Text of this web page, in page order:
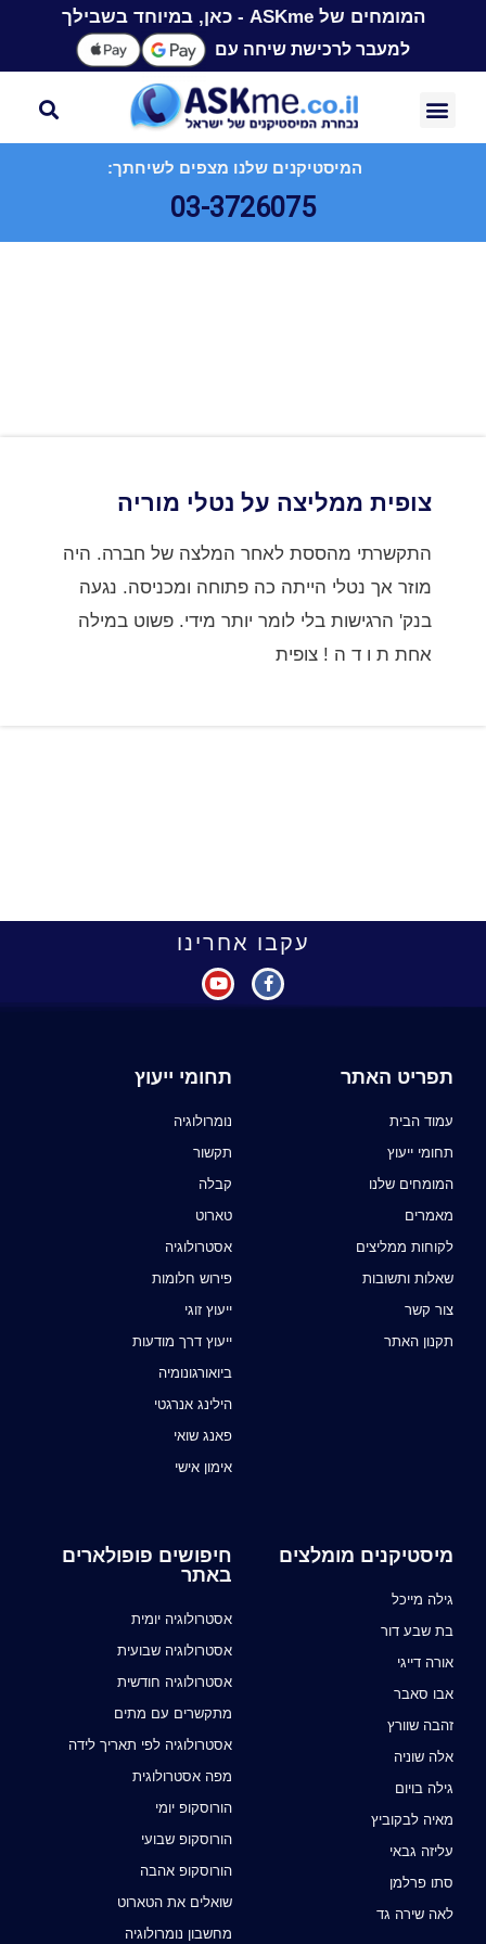
המומחים של ASKme - כאן, במיוחד בשבילך
למעבר לרכישת שיחה עם
המיסטיקנים שלנו מצפים לשיחתך:
03-3726075
צופית ממליצה על נטלי מוריה
התקשרתי מהססת לאחר המלצה של חברה. היה
מוזר אך נטלי הייתה כה פתוחה ומכניסה. נגעה
בנק' הרגישות בלי לומר יותר מידי. פשוט במילה
אחת ת ו ד ה ! צופית
עקבו אחרינו
תפריט האתר
עמוד הבית
תחומי ייעוץ
המומחים שלנו
מאמרים
לקוחות ממליצים
שאלות ותשובות
צור קשר
תקנון האתר
תחומי ייעוץ
נומרולוגיה
תקשור
קבלה
טארוט
אסטרולוגיה
פירוש חלומות
ייעוץ זוגי
ייעוץ דרך מודעות
ביואורגונומיה
הילינג אנרגטי
פאנג שואי
אימון אישי
מיסטיקנים מומלצים
גילה מייכל
בת שבע דור
אורה דייגי
אבו סאבר
זהבה שוורץ
אלה שוניה
גילה בויום
מאיה לבקוביץ
עליזה גבאי
סתו פרלמן
לאה שירה גד
חיפושים פופולארים
באתר
אסטרולוגיה יומית
אסטרולוגיה שבועית
אסטרולוגיה חודשית
מתקשרים עם מתים
אסטרולוגיה לפי תאריך לידה
מפה אסטרולוגית
הורוסקופ יומי
הורוסקופ שבועי
הורוסקופ אהבה
שואלים את הטארוט
מחשבון נומרולוגיה